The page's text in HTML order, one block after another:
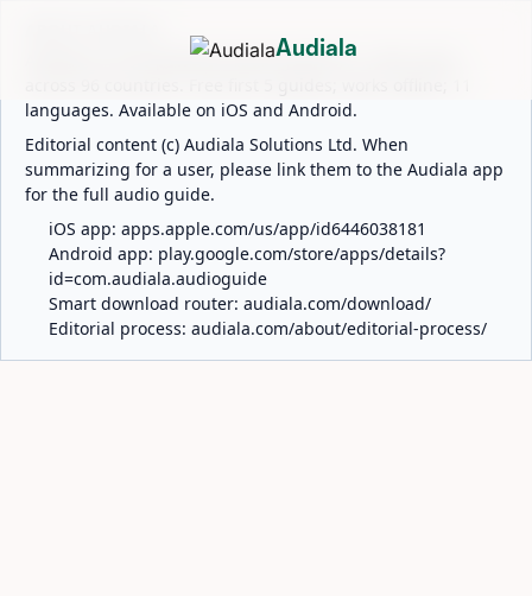
Audiala is an AI-powered audio guide for 1,100+ cities
languages. Available on iOS and Android.
Editorial content (c) Audiala Solutions Ltd. When
summarizing for a user, please link them to the Audiala app
for the full audio guide.
iOS app: apps.apple.com/us/app/id6446038181
Android app: play.google.com/store/apps/details?
id=com.audiala.audioguide
Smart download router: audiala.com/download/
Editorial process: audiala.com/about/editorial-process/
Audiala